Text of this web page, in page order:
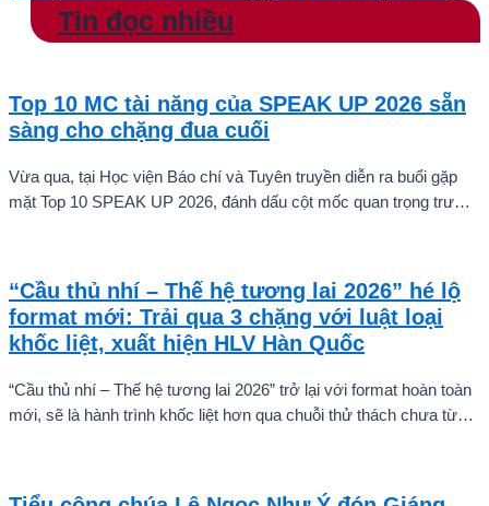
Tin đọc nhiều
Top 10 MC tài năng của SPEAK UP 2026 sẵn
sàng cho chặng đua cuối
Vừa qua, tại Học viện Báo chí và Tuyên truyền diễn ra buổi gặp
mặt Top 10 SPEAK UP 2026, đánh dấu cột mốc quan trọng trước
“Cầu thủ nhí – Thế hệ tương lai 2026” hé lộ
format mới: Trải qua 3 chặng với luật loại
khốc liệt, xuất hiện HLV Hàn Quốc
“Cầu thủ nhí – Thế hệ tương lai 2026” trở lại với format hoàn toàn
mới, sẽ là hành trình khốc liệt hơn qua chuỗi thử thách chưa từng
sàng chinh phục thử thách.